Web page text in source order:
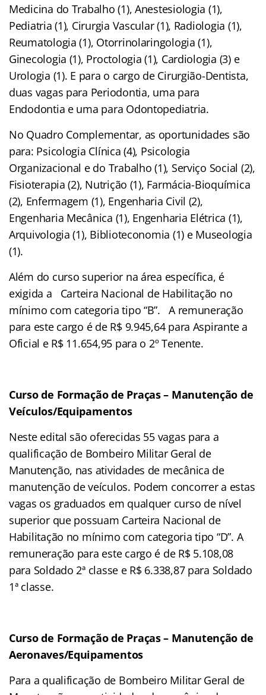
Medicina do Trabalho (1), Anestesiologia (1),
Pediatria (1), Cirurgia Vascular (1), Radiologia (1),
Reumatologia (1), Otorrinolaringologia (1),
Ginecologia (1), Proctologia (1), Cardiologia (3) e
Urologia (1). E para o cargo de Cirurgião-Dentista,
duas vagas para Periodontia, uma para
Endodontia e uma para Odontopediatria.
No Quadro Complementar, as oportunidades são
para: Psicologia Clínica (4), Psicologia
Organizacional e do Trabalho (1), Serviço Social (2),
Fisioterapia (2), Nutrição (1), Farmácia-Bioquímica
(2), Enfermagem (1), Engenharia Civil (2),
Engenharia Mecânica (1), Engenharia Elétrica (1),
Arquivologia (1), Biblioteconomia (1) e Museologia
(1).
Além do curso superior na área específica, é
exigida a Carteira Nacional de Habilitação no
mínimo com categoria tipo “B”. A remuneração
para este cargo é de R$ 9.945,64 para Aspirante a
Oficial e R$ 11.654,95 para o 2º Tenente.
Curso de Formação de Praças – Manutenção de
Veículos/Equipamentos
Neste edital são oferecidas 55 vagas para a
qualificação de Bombeiro Militar Geral de
Manutenção, nas atividades de mecânica de
manutenção de veículos. Podem concorrer a estas
vagas os graduados em qualquer curso de nível
superior que possuam Carteira Nacional de
Habilitação no mínimo com categoria tipo “D”. A
remuneração para este cargo é de R$ 5.108,08
para Soldado 2ª classe e R$ 6.338,87 para Soldado
1ª classe.
Curso de Formação de Praças – Manutenção de
Aeronaves/Equipamentos
Para a qualificação de Bombeiro Militar Geral de